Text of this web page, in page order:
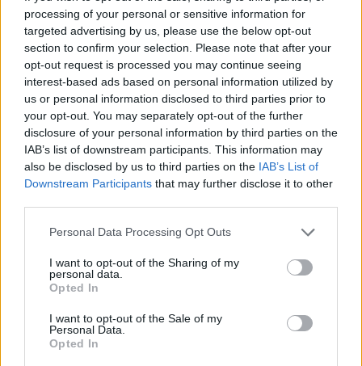
processing of your personal or sensitive information for
targeted advertising by us, please use the below opt-out
section to confirm your selection. Please note that after your
opt-out request is processed you may continue seeing
interest-based ads based on personal information utilized by
us or personal information disclosed to third parties prior to
your opt-out. You may separately opt-out of the further
disclosure of your personal information by third parties on the
IAB’s list of downstream participants. This information may
also be disclosed by us to third parties on the IAB’s List of
Downstream Participants that may further disclose it to other
Please note that this website/app uses one or more Google
not limited to your visit or usage behaviour. You may click to
grant or deny consent to Google and its third-party tags to
use your data for below specified purposes in below Google
consent section.
Personal Data Processing Opt Outs
I want to opt-out of the Sharing of my
personal data.
Opted In
I want to opt-out of the Sale of my
Personal Data.
Opted In
Az Ég az erdő című új Kollár-Klemencz album január
17-én látott napvilágot, a dalszerző-író-énekes 2008-
ban megkezdett első ...